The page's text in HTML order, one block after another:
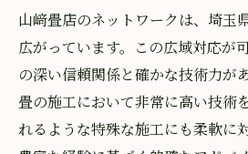
山﨑畳店のネットワークは、埼玉
広がっています。この広域対応が
の深い信頼関係と確かな技術力が
畳の施工において非常に高い技術
れるような特殊な施工にも柔軟に